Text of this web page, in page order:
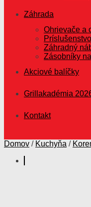
Záhrada
Ohrievače a
Záhradný
Zásobníky
Akciové balíčky
Grillakadémia
Kontakt
Domov / Kuchyňa /